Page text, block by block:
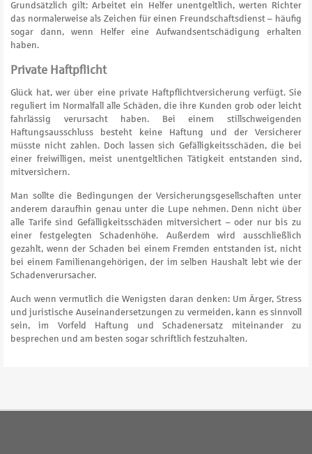
Grundsätzlich gilt: Arbeitet ein Helfer unentgeltlich, werten Richter
das normalerweise als Zeichen für einen Freundschaftsdienst – häufig
sogar dann, wenn Helfer eine Aufwandsentschädigung erhalten
haben.
Private Haftpflicht
Glück hat, wer über eine private Haftpflichtversicherung verfügt. Sie
reguliert im Normalfall alle Schäden, die ihre Kunden grob oder leicht
fahrlässig verursacht haben. Bei einem stillschweigenden
Haftungsausschluss besteht keine Haftung und der Versicherer
müsste nicht zahlen. Doch lassen sich Gefälligkeitsschäden, die bei
einer freiwilligen, meist unentgeltlichen Tätigkeit entstanden sind,
mitversichern.
Man sollte die Bedingungen der Versicherungsgesellschaften unter
anderem daraufhin genau unter die Lupe nehmen. Denn nicht über
alle Tarife sind Gefälligkeitsschäden mitversichert – oder nur bis zu
einer festgelegten Schadenhöhe. Außerdem wird ausschließlich
gezahlt, wenn der Schaden bei einem Fremden entstanden ist, nicht
bei einem Familienangehörigen, der im selben Haushalt lebt wie der
Schadenverursacher.
Auch wenn vermutlich die Wenigsten daran denken: Um Ärger, Stress
und juristische Auseinandersetzungen zu vermeiden, kann es sinnvoll
sein, im Vorfeld Haftung und Schadenersatz miteinander zu
besprechen und am besten sogar schriftlich festzuhalten.